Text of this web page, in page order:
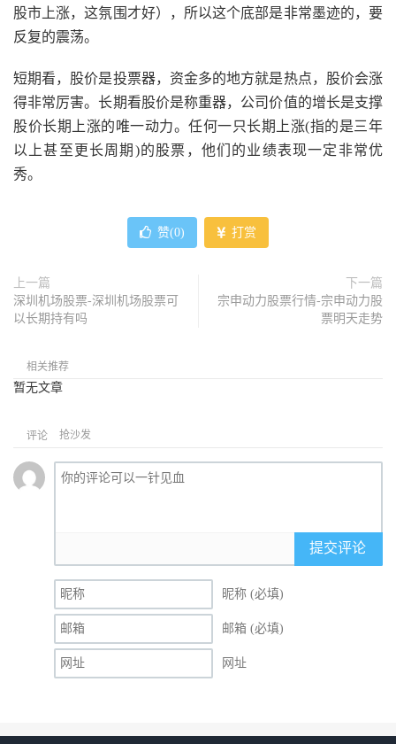
股市上涨，这氛围才好），所以这个底部是非常墨迹的，要
反复的震荡。
短期看，股价是投票器，资金多的地方就是热点，股价会涨
得非常厉害。长期看股价是称重器，公司价值的增长是支撑
股价长期上涨的唯一动力。任何一只长期上涨(指的是三年
以上甚至更长周期)的股票，他们的业绩表现一定非常优
秀。
赞(0) 打赏
上一篇
深圳机场股票-深圳机场股票可
以长期持有吗
下一篇
宗申动力股票行情-宗申动力股
票明天走势
相关推荐
暂无文章
评论 抢沙发
提交评论
昵称 (必填)
邮箱 (必填)
网址